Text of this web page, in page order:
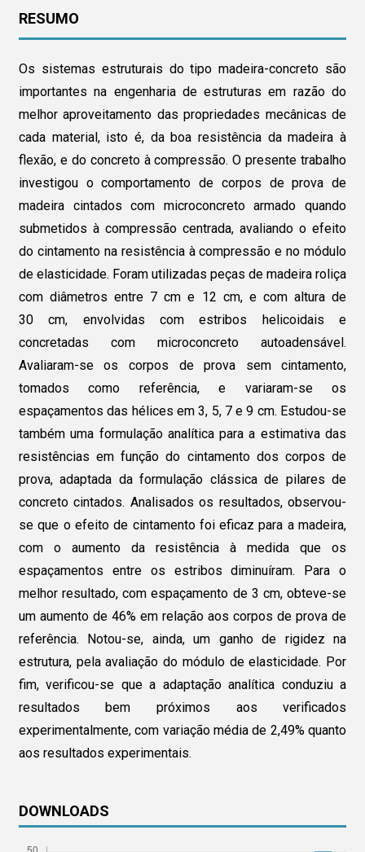
RESUMO
Os sistemas estruturais do tipo madeira-concreto são
importantes na engenharia de estruturas em razão do
melhor aproveitamento das propriedades mecânicas de
cada material, isto é, da boa resistência da madeira à
flexão, e do concreto à compressão. O presente trabalho
investigou o comportamento de corpos de prova de
madeira cintados com microconcreto armado quando
submetidos à compressão centrada, avaliando o efeito
do cintamento na resistência à compressão e no módulo
de elasticidade. Foram utilizadas peças de madeira roliça
com diâmetros entre 7 cm e 12 cm, e com altura de
30 cm, envolvidas com estribos helicoidais e
concretadas com microconcreto autoadensável.
Avaliaram-se os corpos de prova sem cintamento,
tomados como referência, e variaram-se os
espaçamentos das hélices em 3, 5, 7 e 9 cm. Estudou-se
também uma formulação analítica para a estimativa das
resistências em função do cintamento dos corpos de
prova, adaptada da formulação clássica de pilares de
concreto cintados. Analisados os resultados, observou-
se que o efeito de cintamento foi eficaz para a madeira,
com o aumento da resistência à medida que os
espaçamentos entre os estribos diminuíram. Para o
melhor resultado, com espaçamento de 3 cm, obteve-se
um aumento de 46% em relação aos corpos de prova de
referência. Notou-se, ainda, um ganho de rigidez na
estrutura, pela avaliação do módulo de elasticidade. Por
fim, verificou-se que a adaptação analítica conduziu a
resultados bem próximos aos verificados
experimentalmente, com variação média de 2,49% quanto
aos resultados experimentais.
DOWNLOADS